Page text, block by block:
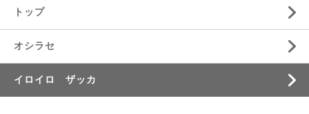
トップ
オシラセ
イロイロ ザッカ